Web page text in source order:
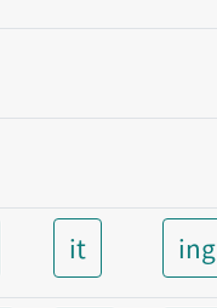
it ing